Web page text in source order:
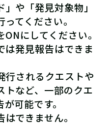
や「発見対象物」
てください。
にしてください。
発見報告はできま
されるクエストや
トなど、一部のクエ
可能です。
できません。